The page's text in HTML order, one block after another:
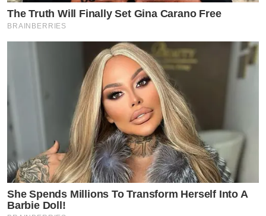
The Truth Will Finally Set Gina Carano Free
BRAINBERRIES
She Spends Millions To Transform Herself Into A
Barbie Doll!